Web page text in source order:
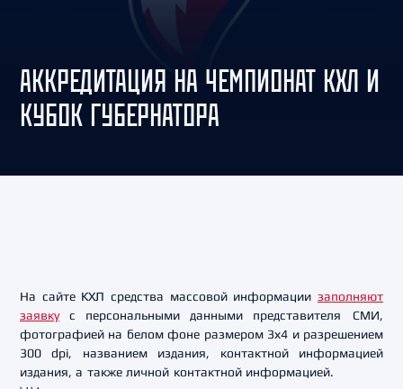
АККРЕДИТАЦИЯ НА ЧЕМПИОНАТ КХЛ И
КУБОК ГУБЕРНАТОРА
На сайте КХЛ средства массовой информации заполняют
заявкус персональными данными представителя СМИ,
фотографией на белом фоне размером 3х4 и разрешением
300 dpi, названием издания, контактной информацией
издания, а также личной контактной информацией.